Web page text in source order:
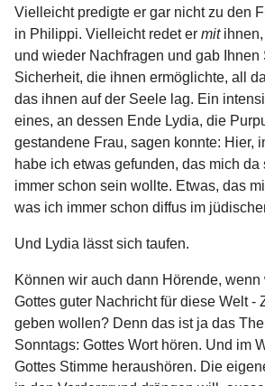
Vielleicht predigte er gar nicht zu den
in Philippi. Vielleicht redet er mit
und wieder Nachfragen und gab Ihnen
Sicherheit, die ihnen ermöglichte, all
das ihnen auf der Seele lag. Ein
eines, an dessen Ende Lydia, die
gestandene Frau, sagen konnte: Hier,
habe ich etwas gefunden, das mich da
immer schon sein wollte. Etwas, das
was ich immer schon diffus im
Und Lydia lässt sich taufen.
Können wir auch dann Hörende, wenn
Gottes guter Nachricht für diese Welt -
geben wollen? Denn das ist ja das
Sonntags: Gottes Wort hören. Und im
Gottes Stimme heraushören. Die